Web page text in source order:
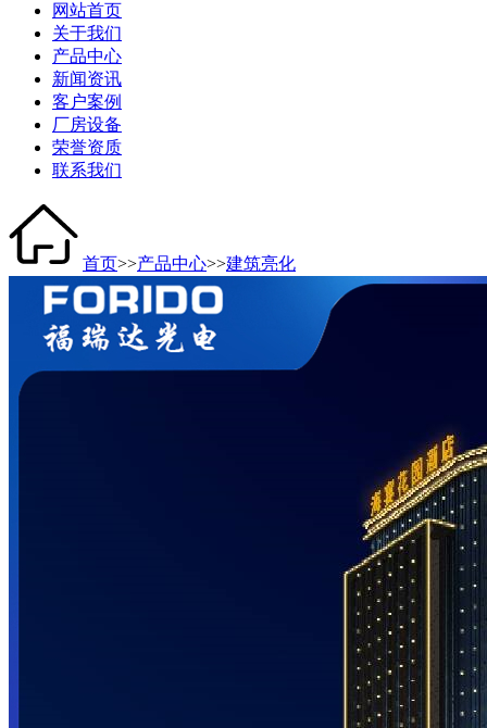
网站首页
关于我们
产品中心
新闻资讯
客户案例
厂房设备
荣誉资质
联系我们
首页>>产品中心>>建筑亮化